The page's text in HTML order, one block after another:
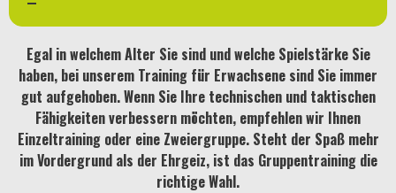
Egal in welchem Alter Sie sind und welche Spielstärke Sie
haben, bei unserem Training für Erwachsene sind Sie immer
gut aufgehoben. Wenn Sie Ihre technischen und taktischen
Fähigkeiten verbessern möchten, empfehlen wir Ihnen
Einzeltraining oder eine Zweiergruppe. Steht der Spaß mehr
im Vordergrund als der Ehrgeiz, ist das Gruppentraining die
richtige Wahl.